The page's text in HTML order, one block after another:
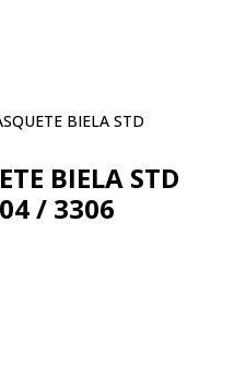
BIELA STD
BIELA STD
/ 3306